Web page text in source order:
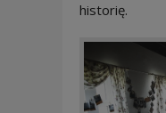
historię.